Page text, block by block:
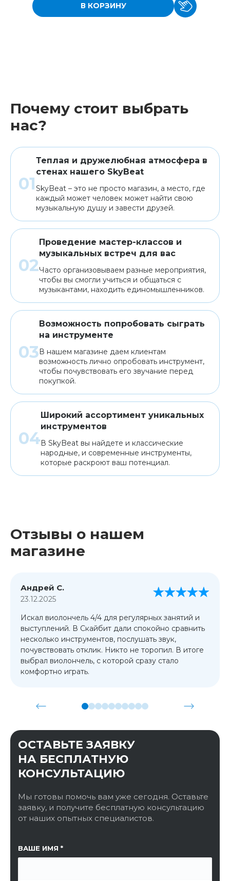
В КОРЗИНУ
Почему стоит выбрать
нас?
Теплая и дружелюбная атмосфера в
стенах нашего SkyBeat
SkyBeat – это не просто магазин, а место, где
каждый может человек может найти свою
музыкальную душу и завести друзей.
Проведение мастер-классов и
музыкальных встреч для вас
Часто организовываем разные мероприятия,
чтобы вы смогли учиться и общаться с
музыкантами, находить единомышленников.
Возможность попробовать сыграть
на инструменте
В нашем магазине даем клиентам
возможность лично опробовать инструмент,
чтобы почувствовать его звучание перед
покупкой.
Широкий ассортимент уникальных
инструментов
В SkyBeat вы найдете и классические
народные, и современные инструменты,
которые раскроют ваш потенциал.
Отзывы о нашем
магазине
Андрей С.
23.12.2025
Искал виолончель 4/4 для регулярных занятий и
выступлений. В Скайбит дали спокойно сравнить
несколько инструментов, послушать звук,
почувствовать отклик. Никто не торопил. В итоге
выбрал виолончель, с которой сразу стало
комфортно играть.
ОСТАВЬТЕ ЗАЯВКУ
НА БЕСПЛАТНУЮ
КОНСУЛЬТАЦИЮ
Мы готовы помочь вам уже сегодня. Оставьте
заявку, и получите бесплатную консультацию
от наших опытных специалистов.
ВАШЕ ИМЯ
ССЫЛКА НА СТРАНИЦУ